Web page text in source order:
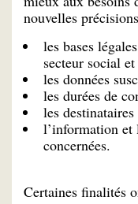
nouvelles
les bases
secteur social
les données
les durées de
les
l’information et
concernées.
Certaines finalités